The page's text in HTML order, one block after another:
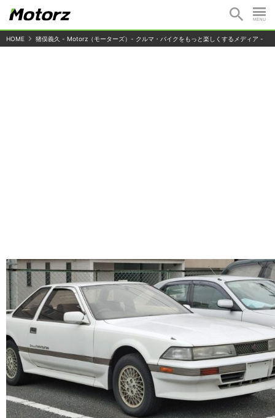
HOME 猪俣義久 - Motorz（モーターズ）- クルマ・バイクをもっと楽しくするメディア -